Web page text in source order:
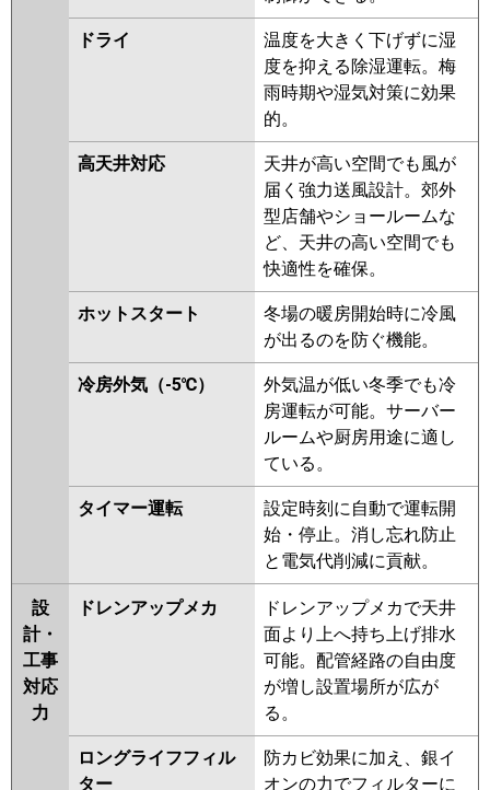
ZRMP80SEFR
PLZX-
ZRMP80SELFGR PLZX-
ZRMP80SEFGR
RCI-GP80RGHPJ8
RCI-GP80RGHPJ5 RCI-
GP80RGHPJ4 RCI-GP80RGHPJ3
RCI-AP80GHPJ6-kobe RCI-
AP80GHPJ6
FDTZ806HKP6S
FDTZ806HKP6S-
airf
FDTZ806HKP6S-rak
FDTZ806HKP6S-osj
FDTZ805HKP5SA-rak
FDTZ805HKP5SA-airf
FDTZ805HKP5SA
FDTZ805HKP5SA-osj
FDTZ805HKP5S-osj
FDTZ805HKP5S-rak
FDTZ805HKP5S-airf
FDTZ805HKP5S-airflex
FDTZ805HKP5S FDTZ805HKP5S-
rakuri-na
パナソニック PA-P80U7SGDNBX PA-
P80U7SGDNB PA-P80U7SGDB
PA-P80U7SGD PA-P80U7SGDN
PA-P80U6SGDB
PA-P80U6SGD PA-P80U6SGDN
ドライ
温度を大きく下げずに湿
度を抑える除湿運転。梅
雨時期や湿気対策に効果
的。
高天井対応
天井が高い空間でも風が
届く強力送風設計。郊外
型店舗やショールームな
ど、天井の高い空間でも
快適性を確保。
ホットスタート
冬場の暖房開始時に冷風
が出るのを防ぐ機能。
冷房外気（-5℃）
外気温が低い冬季でも冷
房運転が可能。サーバー
ルームや厨房用途に適し
ている。
タイマー運転
設定時刻に自動で運転開
始・停止。消し忘れ防止
と電気代削減に貢献。
設
計・
工事
対応
力
ドレンアップメカ
ドレンアップメカで天井
面より上へ持ち上げ排水
可能。配管経路の自由度
が増し設置場所が広が
る。
ロングライフフィル
ター
防カビ効果に加え、銀イ
オンの力でフィルターに